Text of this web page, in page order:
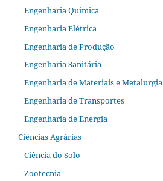
Engenharia Química
Engenharia Elétrica
Engenharia de Produção
Engenharia Sanitária
Engenharia de Materiais e Metalurgia
Engenharia de Transportes
Engenharia de Energia
Ciências Agrárias
Ciência do Solo
Zootecnia